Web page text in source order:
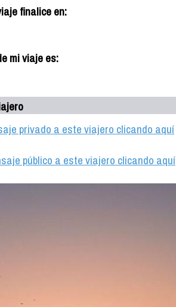
finalice en:
mi viaje es:
privado a este viajero clicando aquí
público a este viajero clicando aquí